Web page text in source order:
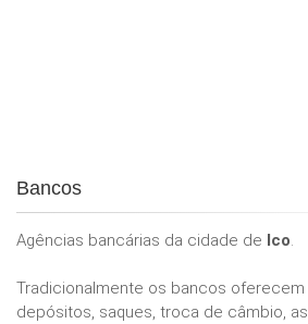
Bancos
Agências bancárias da cidade de Ico.
Tradicionalmente os bancos
depósitos, saques, troca de câmbio,